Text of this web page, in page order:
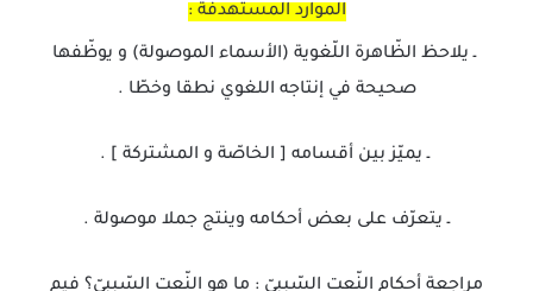
الموارد المستهدفة :
ـ يلاحظ الظّاهرة اللّغوية (الأسماء الموصولة) و يوظّفها
صحيحة في إنتاجه اللغوي نطقا وخطّا .
ـ يميّز بين أقسامه [ الخاصّة و المشتركة ] .
ـ يتعرّف على بعض أحكامه وينتج جملا موصولة .
مراجعة أحكام النّعت السّببيّ : ما هو النّعت السّببيّ؟ فيم